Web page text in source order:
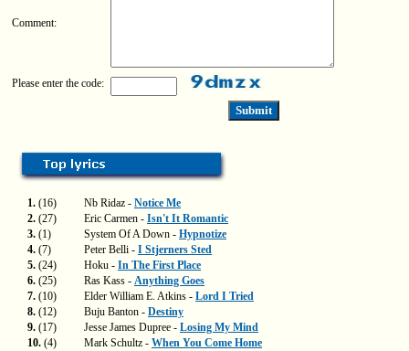
Comment:
Please enter the code:
1. (16) Nb Ridaz - Notice Me
2. (27) Eric Carmen - Isn't It Romantic
3. (1) System Of A Down - Hypnotize
4. (7) Peter Belli - I Stjerners Sted
5. (24) Hoku - In The First Place
6. (25) Ras Kass - Anything Goes
7. (10) Elder William E. Atkins - Lord I Tried
8. (12) Buju Banton - Destiny
9. (17) Jesse James Dupree - Losing My Mind
10. (4) Mark Schultz - When You Come Home